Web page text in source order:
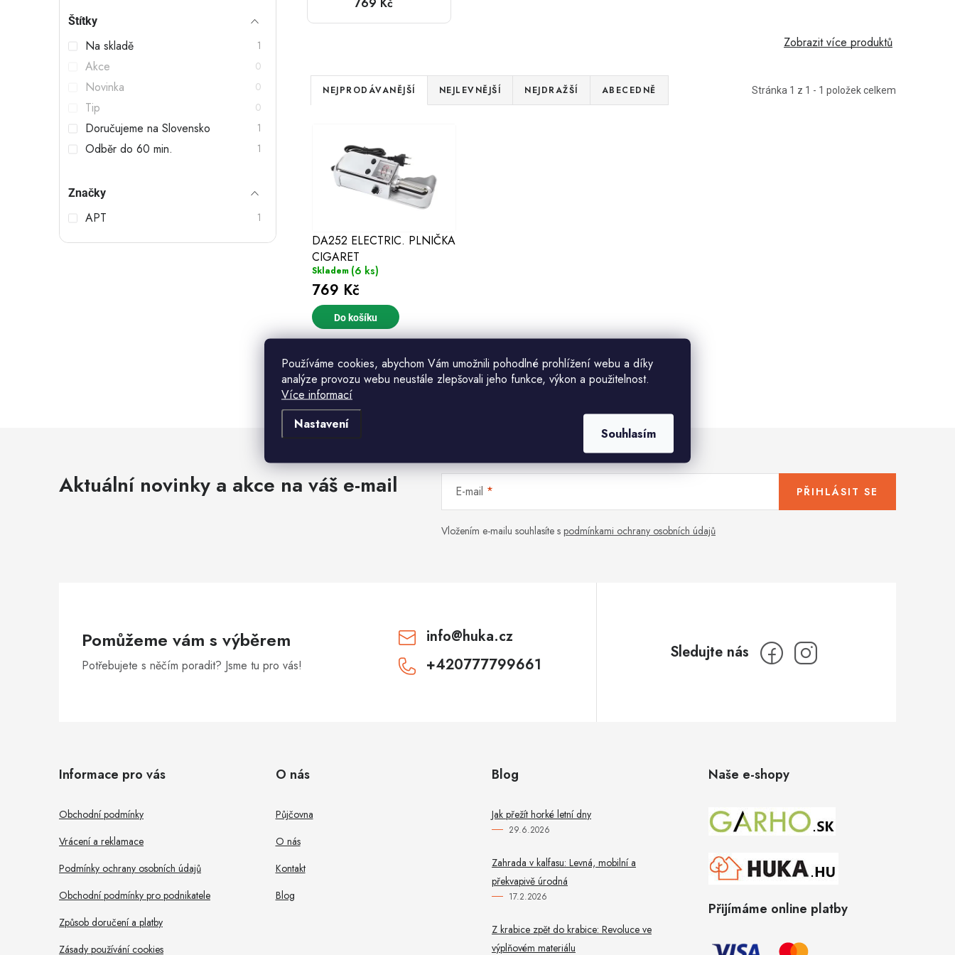
Používáme cookies, abychom Vám umožnili pohodlné prohlížení webu a díky
analýze provozu webu neustále zlepšovali jeho funkce, výkon a použitelnost.
Více informací
Nastavení
Souhlasím
a
a
n
e
Štítky
Na skladě 1
Akce 0
Novinka 0
Tip 0
Doručujeme na Slovensko 1
Odběr do 60 min. 1
Značky
APT 1
CIGARET
Zobrazit více produktů
Stránka 1 z 1 - 1 položek celkem
Ř
a
p
r
o
d
u
k
t
ů
NEJPRODÁVANĚJŠÍ NEJLEVNĚJŠÍ NEJDRAŽŠÍ ABECEDNĚ
s
p
r
o
d
u
k
t
ů
DA252 ELECTRIC. PLNIČKA
CIGARET
Skladem (6 ks)
769 Kč
Do košíku
O
v
á
d
u
Aktuální novinky a akce na váš e-mail E-mail
Vložením e-mailu souhlasíte s podmínkami ochrany osobních údajů
PŘIHLÁSIT SE
Pomůžeme vám s výběrem
Potřebujete s něčím poradit? Jsme tu pro vás!
info@huka.cz
+420777799661
Informace pro vás
Obchodní podmínky
Vrácení a reklamace
Podmínky ochrany osobních údajů
Obchodní podmínky pro podnikatele
Způsob doručení a platby
Zásady používání cookies
O nás
Půjčovna
O nás
Kontakt
Blog
Blog
Jak přežít horké letní dny
29.6.2026
Zahrada v kalfasu: Levná, mobilní a
překvapivě úrodná
17.2.2026
Z krabice zpět do krabice: Revoluce ve
výplňovém materiálu
Naše e-shopy
Přijímáme online platby